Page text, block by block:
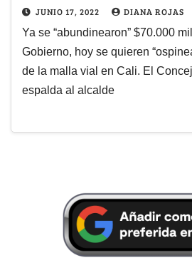
JUNIO 17, 2022 DIANA ROJAS
Ya se “abundinearon” $70.000
Gobierno, hoy se quieren
de la malla vial en Cali. El
espalda al alcalde